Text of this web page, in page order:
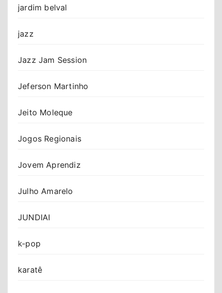
jardim belval
jazz
Jazz Jam Session
Jeferson Martinho
Jeito Moleque
Jogos Regionais
Jovem Aprendiz
Julho Amarelo
JUNDIAI
k-pop
karatê